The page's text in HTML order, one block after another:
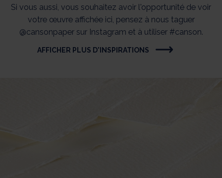
Si vous aussi, vous souhaitez avoir l'opportunité de voir
votre œuvre affichée ici, pensez à nous taguer
@cansonpaper sur Instagram et à utiliser #canson.
AFFICHER PLUS D'INSPIRATIONS